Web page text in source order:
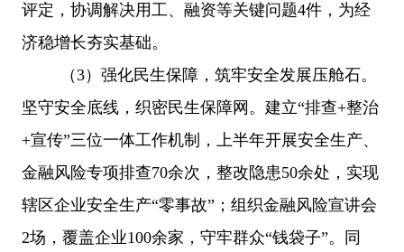
评定，协调解决用工、融资等关键问题4件，为经
济稳增长夯实基础。
（3） 强化民生保障，筑牢安全发展压舱石。
坚守安全底线，织密民生保障网。建立“排查+整治
+宣传”三位一体工作机制，上半年开展安全生产、
金融风险专项排查70余次，整改隐患50余处，实现
辖区企业安全生产“零事故”；组织金融风险宣讲会
2场，覆盖企业100余家，守牢群众“钱袋子”。同